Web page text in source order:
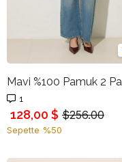
1
$256.00
128,00 $
Sepette %50